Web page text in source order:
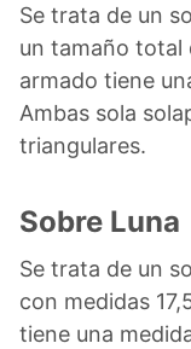
Se trata de un
un tamaño total
armado tiene
Ambas sola
triangulares.
Sobre Luna
Se trata de un
con medidas
tiene una